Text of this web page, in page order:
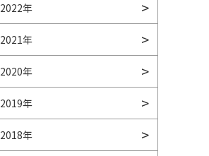
2022年
2021年
2020年
2019年
2018年